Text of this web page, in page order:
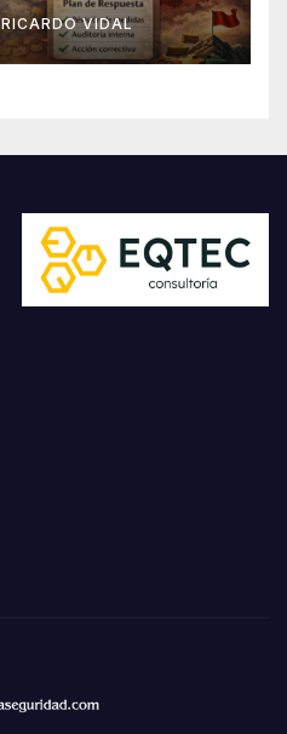
RICARDO VIDAL